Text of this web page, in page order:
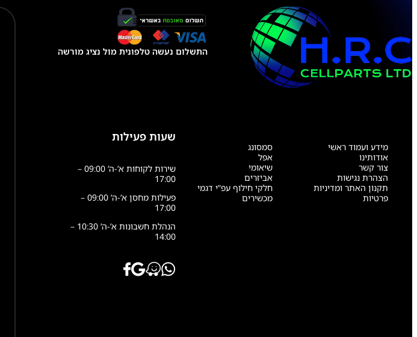
התשלום נעשה טלפונית מול נציג מורשה
מידע ועמוד ראשי
אודותינו
צור קשר
הצהרת נגישות
תקנון האתר ומדיניות
פרטיות
סמסונג
אפל
שיאומי
אביזרים
חלקי חילוף עפ”י דגמי
מכשירים
שעות פעילות
שירות לקוחות א’-ה’ 09:00 –
17:00
פעילות מחסן א’-ה’ 09:00 –
17:00
הנהלת חשבונות א’-ה’ 10:30 –
14:00